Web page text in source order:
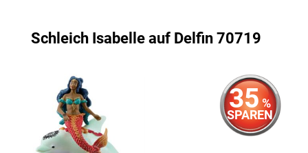
Schleich Isabelle auf Delfin 70719
35 %
SPAREN